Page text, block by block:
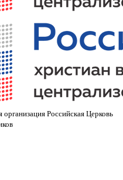
организация Российская Церковь